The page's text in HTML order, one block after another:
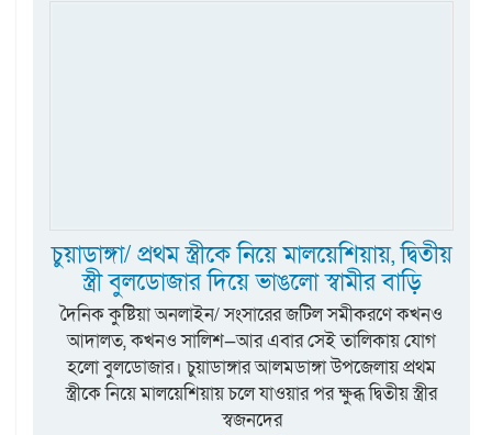
চুয়াডাঙ্গা/ প্রথম স্ত্রীকে নিয়ে মালয়েশিয়ায়, দ্বিতীয়
স্ত্রী বুলডোজার দিয়ে ভাঙলো স্বামীর বাড়ি
দৈনিক কুষ্টিয়া অনলাইন/ সংসারের জটিল সমীকরণে কখনও
আদালত, কখনও সালিশ—আর এবার সেই তালিকায় যোগ
হলো বুলডোজার। চুয়াডাঙ্গার আলমডাঙ্গা উপজেলায় প্রথম
স্ত্রীকে নিয়ে মালয়েশিয়ায় চলে যাওয়ার পর ক্ষুব্ধ দ্বিতীয় স্ত্রীর
স্বজনদের